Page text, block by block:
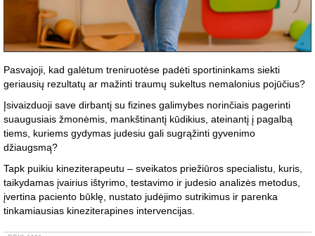
Pasvajoji, kad galėtum treniruotėse padėti sportininkams siekti
geriausių rezultatų ar mažinti traumų sukeltus nemalonius pojūčius?
Įsivaizduoji save dirbantį su fizines galimybes norinčiais pagerinti
suaugusiais žmonėmis, mankštinantį kūdikius, ateinantį į pagalbą
tiems, kuriems gydymas judesiu gali sugrąžinti gyvenimo
džiaugsmą?
Tapk puikiu kineziterapeutu – sveikatos priežiūros specialistu, kuris,
taikydamas įvairius ištyrimo, testavimo ir judesio analizės metodus,
įvertina paciento būklę, nustato judėjimo sutrikimus ir parenka
tinkamiausias kineziterapines intervencijas.